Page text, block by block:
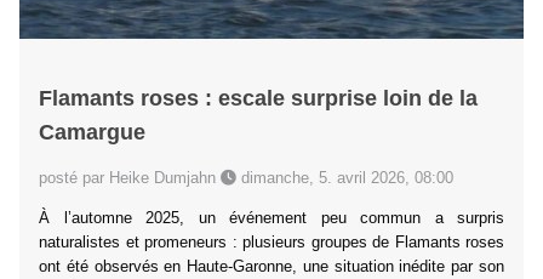
Flamants roses : escale surprise loin de la
Camargue
posté par Heike Dumjahn dimanche, 5. avril 2026, 08:00
À l’automne 2025, un événement peu commun a surpris
naturalistes et promeneurs : plusieurs groupes de Flamants roses
ont été observés en Haute-Garonne, une situation inédite par son